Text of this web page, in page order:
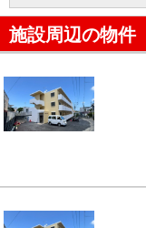
施設周辺の物件